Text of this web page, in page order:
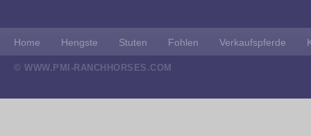
Home Hengste Stuten Fohlen Verkaufspferde
© WWW.PMI-RANCHHORSES.COM